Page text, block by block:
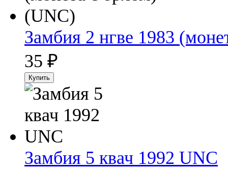
Замбия 2 нгве 1983
35 ₽
Замбия 5 квач 1992 UNC